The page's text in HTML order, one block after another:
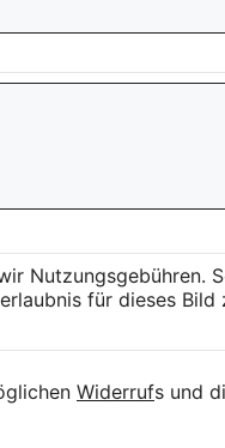
Nutzungsgebühren.
für dieses Bild
Widerrufs und